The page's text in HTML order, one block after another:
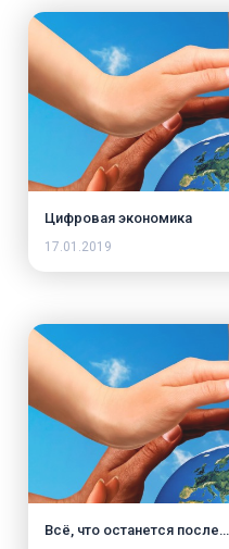
Цифровая экономика
17.01.2019
Всё, что останется после…